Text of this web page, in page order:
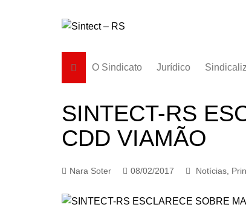
O Sindicato
História
Estatuto
Jurídico
SINTECT-RS
CDD VIAMÃO
Nara Soter 08/02/2017 Notícias,